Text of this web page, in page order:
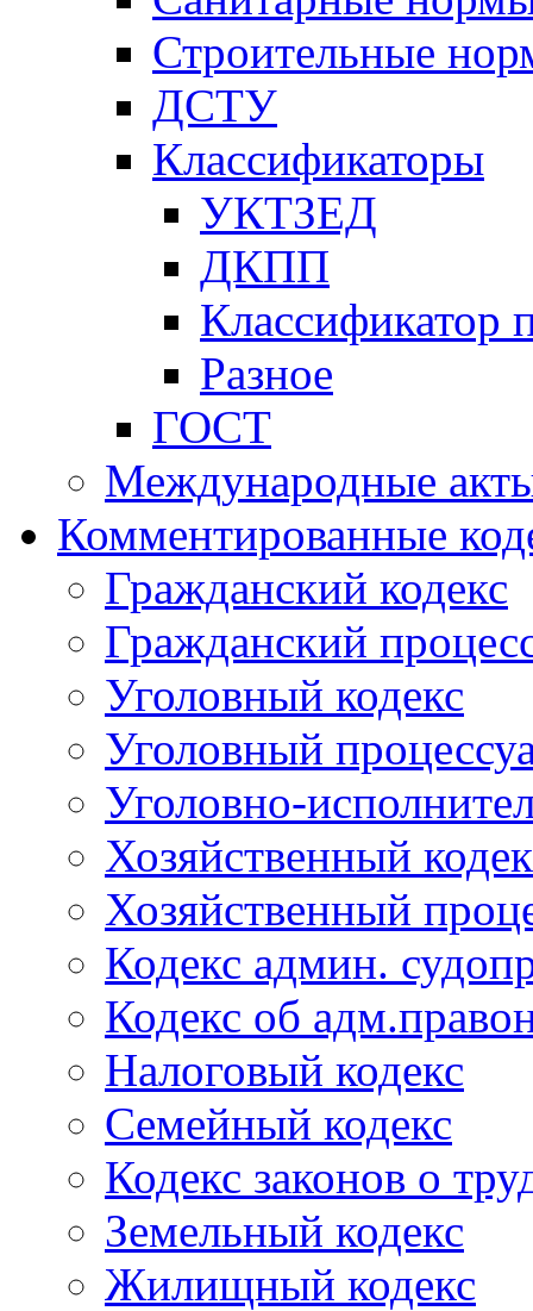
Строительные
ДСТУ
Классификаторы
УКТЗЕД
ДКПП
Классификатор
Разное
ГОСТ
Международные
Комментированные
Гражданский кодекс
Гражданский
Уголовный кодекс
Уголовный
Уголовно-
Хозяйственный
Хозяйственный
Кодекс админ.
Кодекс об
Налоговый кодекс
Семейный кодекс
Кодекс законов о
Земельный кодекс
Жилищный кодекс